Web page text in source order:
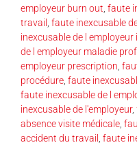
employeur burn out faute
travail faute inexcusable
inexcusable de l
de l employeur maladie
employeur prescription
procédure faute
faute inexcusable de l
inexcusable de l'employeur,
absence visite médicale
accident du travail faute